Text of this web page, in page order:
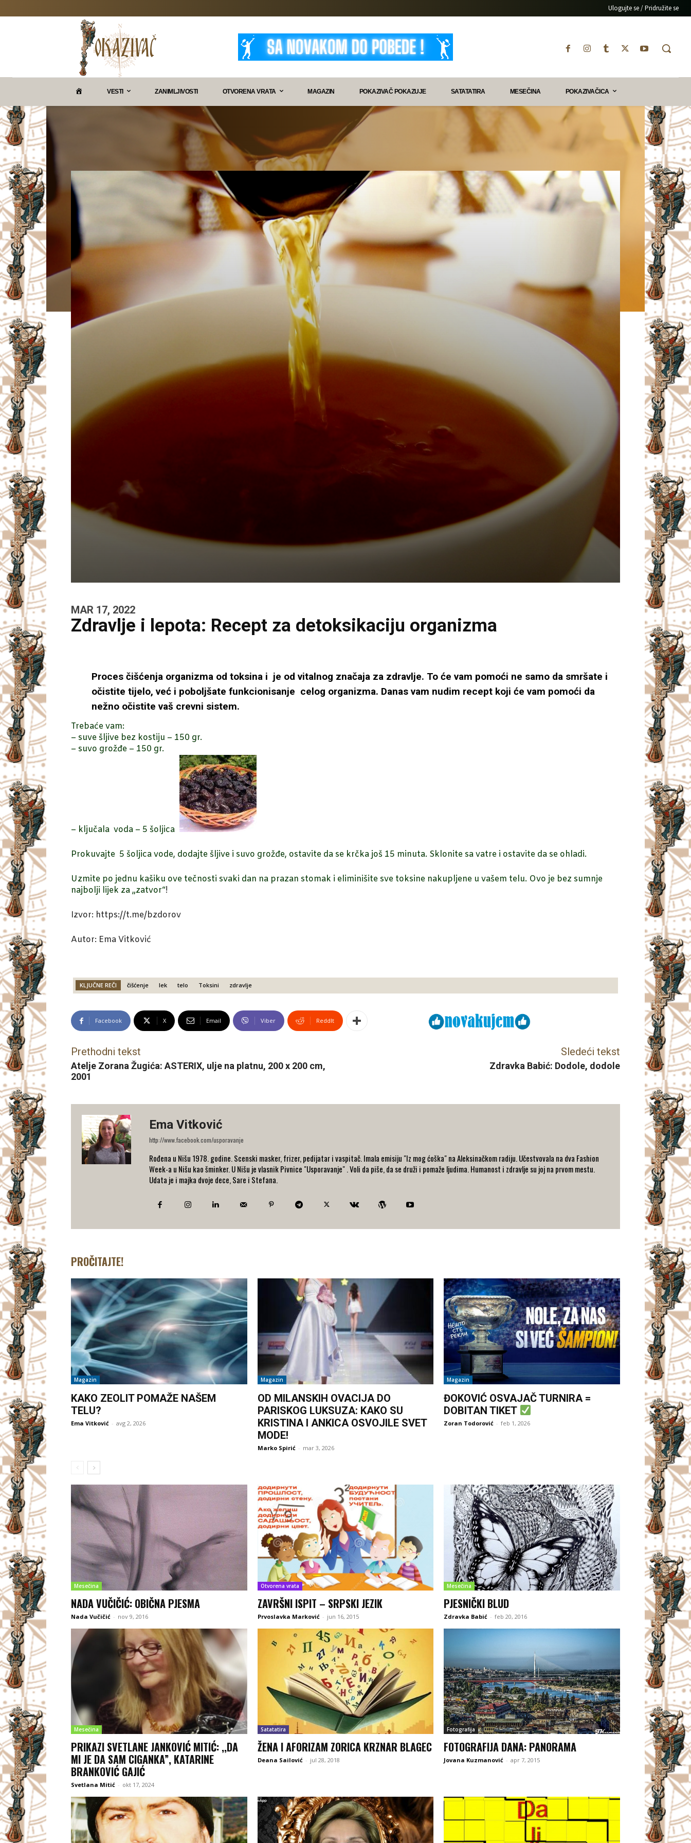
Ulogujte se / Pridružite se
A
VESTI ZANIMLJIVOSTI OTVORENA VRATA MAGAZIN POKAZIVAČ POKAZUJE SATATATIRA MESEČINA POKAZIVAČICA
MAR 17, 2022
Zdravlje i lepota: Recept za detoksikaciju organizma
Proces čišćenja organizma od toksina i je od vitalnog značaja za zdravlje. To će vam pomoći ne samo da smršate i
očistite tijelo, već i poboljšate funkcionisanje celog organizma. Danas vam nudim recept koji će vam pomoći da
nežno očistite vaš crevni sistem.
Trebaće vam:
– suve šljive bez kostiju – 150 gr.
– suvo grožđe – 150 gr.
– ključala voda – 5 šoljica
Prokuvajte 5 šoljica vode, dodajte šljive i suvo grožđe, ostavite da se krčka još 15 minuta. Sklonite sa vatre i ostavite da se ohladi.
Uzmite po jednu kašiku ove tečnosti svaki dan na prazan stomak i eliminišite sve toksine nakupljene u vašem telu. Ovo je bez sumnje
najbolji lijek za „zatvor“!
Izvor: https://t.me/bzdorov
Autor: Ema Vitković
KLJUČNE REČI čišćenje lek telo Toksini zdravlje
Facebook X Email Viber ReddIt
Prethodni tekst
Atelje Zorana Žugića: ASTERIX, ulje na platnu, 200 x 200 cm,
2001
Sledeći tekst
Zdravka Babić: Dodole, dodole
Ema Vitković
http://www.facebook.com/usporavanje
Rođena u Nišu 1978. godine. Scenski masker, frizer, pedijatar i vaspitač. Imala emisiju "Iz mog ćoška" na Aleksinačkom radiju. Učestvovala na dva Fashion
Week-a u Nišu kao šminker. U Nišu je vlasnik Pivnice "Usporavanje" . Voli da piše, da se druži i pomaže ljudima. Humanost i zdravlje su joj na prvom mestu.
Udata je i majka dvoje dece, Sare i Stefana.
PROČITAJTE!
Magazin
KAKO ZEOLIT POMAŽE NAŠEM
TELU?
Ema Vitković - avg 2, 2026
Magazin
OD MILANSKIH OVACIJA DO
PARISKOG LUKSUZA: KAKO SU
KRISTINA I ANKICA OSVOJILE SVET
MODE!
Marko Spirić - mar 3, 2026
Magazin
ĐOKOVIĆ OSVAJAČ TURNIRA =
DOBITAN TIKET
Zoran Todorović - feb 1, 2026
Mesečina
NADA VUČIČIĆ: OBIČNA PJESMA
Nada Vučičić - nov 9, 2016
Otvorena vrata
ZAVRŠNI ISPIT – SRPSKI JEZIK
Prvoslavka Marković - jun 16, 2015
Mesečina
PJESNIČKI BLUD
Zdravka Babić - feb 20, 2016
Mesečina
PRIKAZI SVETLANE JANKOVIĆ MITIĆ: ,,DA
MI JE DA SAM CIGANKA”, KATARINE
BRANKOVIĆ GAJIĆ
Svetlana Mitić - okt 17, 2024
Satatatira
ŽENA I AFORIZAM ZORICA KRZNAR BLAGEC
Deana Sailović - jul 28, 2018
Fotografija
FOTOGRAFIJA DANA: PANORAMA
Jovana Kuzmanović - apr 7, 2015